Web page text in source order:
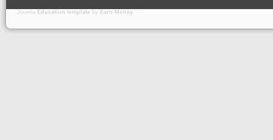
Joomla Education template by Earn Money.